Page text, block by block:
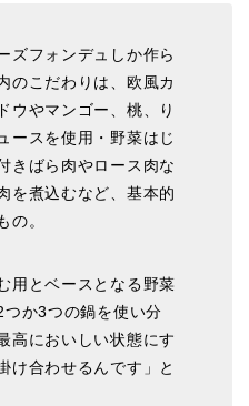
ズフォンデュしか作ら
のこだわりは、欧風カ
ウやマンゴー、桃、り
ースを使用・野菜はじ
きばら肉やロース肉な
を煮込むなど、基本的
の。
用とベースとなる野菜
か3つの鍋を使い分
高においしい状態にす
け合わせるんです」と